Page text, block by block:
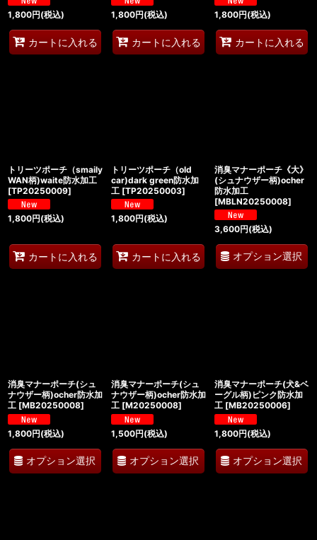
1,800円(税込)
カートに入れる
1,800円(税込)
カートに入れる
1,800円(税込)
カートに入れる
トリーツポーチ（smaily
WAN柄)waite防水加工
[TP20250009]
1,800円(税込)
カートに入れる
トリーツポーチ（old
car)dark green防水加
工 [TP20250003]
1,800円(税込)
カートに入れる
消臭マナーポーチ《大》
(シュナウザー柄)ocher
防水加工
[MBLN20250008]
3,600円(税込)
オプション選択
消臭マナーポーチ(シュ
ナウザー柄)ocher防水加
工 [MB20250008]
1,800円(税込)
オプション選択
消臭マナーポーチ(シュ
ナウザー柄)ocher防水加
工 [M20250008]
1,500円(税込)
オプション選択
消臭マナーポーチ(犬&ベ
ーグル柄)ピンク防水加
工 [MB20250006]
1,800円(税込)
オプション選択